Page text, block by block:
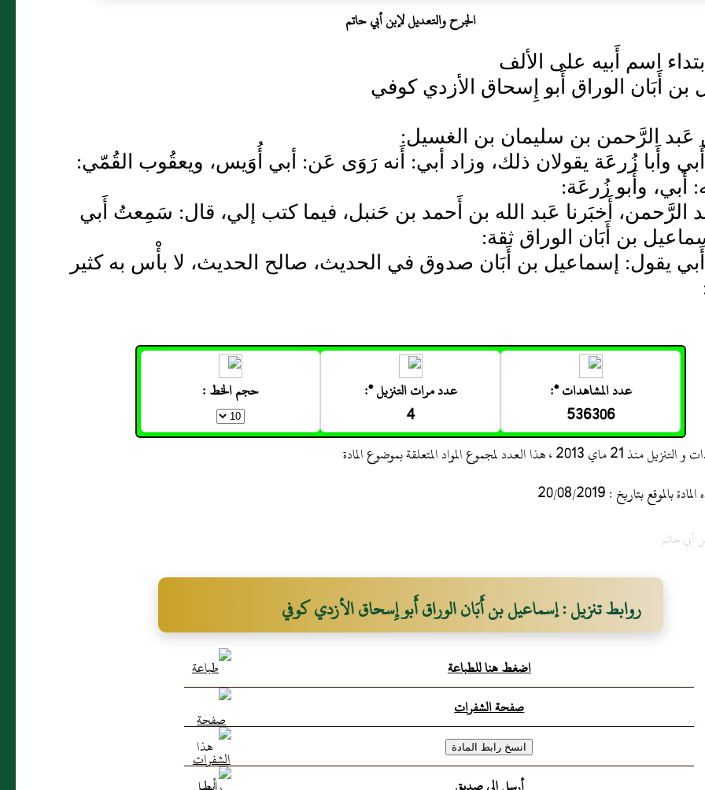
الجرح والتعديل لإبن أبي حاتم
اسم أَبيه على الألف
بن أَبَان الوراق أَبو إِسحاق الأزدي كوفي
الرَّحمن بن سليمان بن الغسيل:
وأَبا زُرعَة يقولان ذلك، وزاد أبي: أَنه رَوَى عَن: أبي أُوَيس، ويعقُوب القُمّي:
أَبي، وأَبو زُرعَة:
الرَّحمن، أَخبَرنا عَبد الله بن أَحمد بن حَنبل، فيما كتب إلي، قال: سَمِعتُ أَبي
بن أَبَان الوراق ثقة:
يقول: إسماعيل بن أَبَان صدوق في الحديث، صالح الحديث، لا بأْس به كثير
عدد المشاهدات *:
536306
عدد مرات التنزيل *:
4
حجم الخط :
العدد لمجموع المواد المتعلقة بموضوع المادة
بتاريخ : 20/08/2019
أبي حاتم
روابط تنزيل : إسماعيل بن أَبَان الوراق أَبو إِسحاق الأزدي كوفي
اضغط هنا للطباعة
صفحة الشفرات